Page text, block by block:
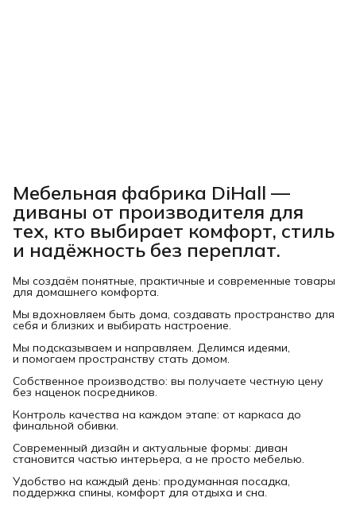
Мебельная фабрика DiHall —
диваны от производителя для
тех, кто выбирает комфорт, стиль
и надёжность без переплат.
Мы создаём понятные, практичные и современные товары
для домашнего комфорта.
Мы вдохновляем быть дома, создавать пространство для
себя и близких и выбирать настроение.
Мы подсказываем и направляем. Делимся идеями,
и помогаем пространству стать домом.
Собственное производство: вы получаете честную цену
без наценок посредников.
Контроль качества на каждом этапе: от каркаса до
финальной обивки.
Современный дизайн и актуальные формы: диван
становится частью интерьера, а не просто мебелью.
Удобство на каждый день: продуманная посадка,
поддержка спины, комфорт для отдыха и сна.